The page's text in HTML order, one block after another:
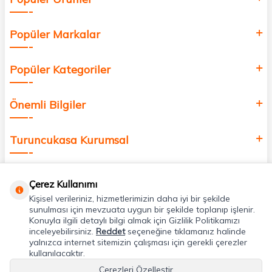
Popüler Markalar
Popüler Kategoriler
Önemli Bilgiler
Turuncukasa Kurumsal
Uygulamalarımız
Adres & İletişim
Çerez Kullanımı
Kişisel verileriniz, hizmetlerimizin daha iyi bir şekilde
sunulması için mevzuata uygun bir şekilde toplanıp işlenir.
Konuyla ilgili detaylı bilgi almak için Gizlilik Politikamızı
inceleyebilirsiniz. Reddetseçeneğine tıklamanız halinde
yalnızca internet sitemizin çalışması için gerekli çerezler
kullanılacaktır.
Çerezleri Özelleştir